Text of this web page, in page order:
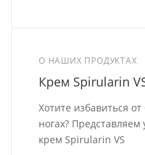
О НАШИХ ПРОДУКТАХ
Крем Spirularin
Хотите избавиться
ногах?
крем Spirularin VS